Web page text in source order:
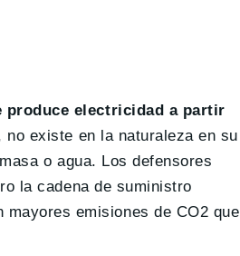
electricidad a partir
no existe en la naturaleza en su
o agua. Los defensores
la cadena de suministro
emisiones de CO2 que